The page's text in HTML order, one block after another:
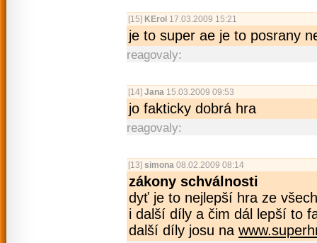
[15] KErol 17.03.2009 15:21
je to super ae je to posrany
reagovaly:
[14] Jana 15.03.2009 09:53
jo fakticky dobrá hra
reagovaly:
[13] simona 08.02.2009 08:14
zákony schválnosti
dyť je to nejlepší hra ze
i další díly a čim dál lepší to
další díly josu na